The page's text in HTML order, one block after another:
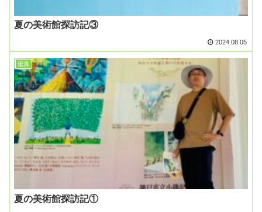
夏の美術館探訪記③
2024.08.05
鑑賞
夏の美術館探訪記①